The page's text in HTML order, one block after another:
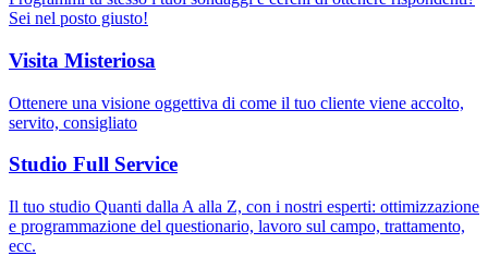
Sei nel posto giusto!
Visita Misteriosa
Ottenere una visione oggettiva di come il tuo cliente viene accolto,
servito, consigliato
Studio Full Service
Il tuo studio Quanti dalla A alla Z, con i nostri esperti: ottimizzazione
e programmazione del questionario, lavoro sul campo, trattamento,
ecc.